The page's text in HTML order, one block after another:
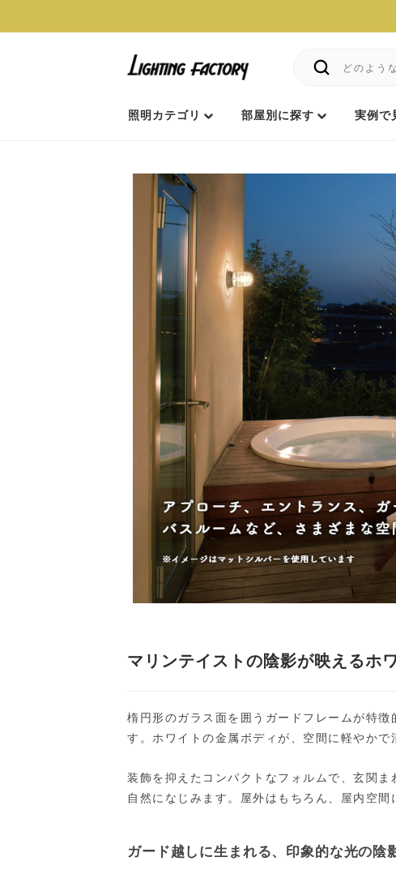
照明カテゴリ 部屋別に探す 実例で
マリンテイストの陰影が映えるホ
楕円形のガラス面を囲うガードフレームが特
す。ホワイトの金属ボディが、空間に軽やかで
装飾を抑えたコンパクトなフォルムで、玄関
自然になじみます。屋外はもちろん、屋内空間
ガード越しに生まれる、印象的な光の陰